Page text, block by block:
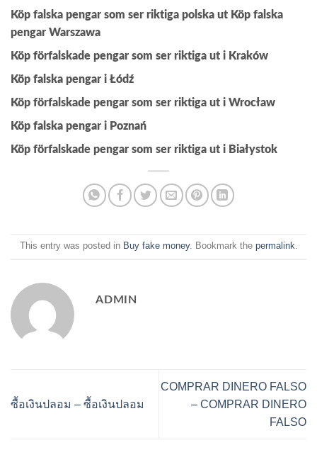
Köp falska pengar som ser riktiga polska ut Köp falska
pengar Warszawa
Köp förfalskade pengar som ser riktiga ut i Kraków
Köp falska pengar i Łódź
Köp förfalskade pengar som ser riktiga ut i Wrocław
Köp falska pengar i Poznań
Köp förfalskade pengar som ser riktiga ut i Białystok
This entry was posted in Buy fake money. Bookmark the permalink
ADMIN
ซื้อเงินปลอม – ซื้อเงินปลอม
COMPRAR DINERO FALSO
– COMPRAR DINERO
FALSO